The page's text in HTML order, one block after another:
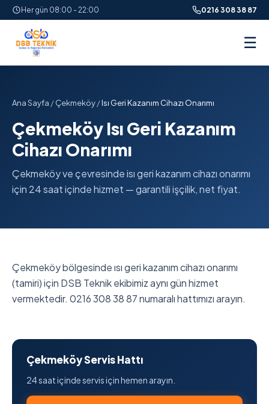
Her gün 08:00 - 22:00 0216 308 38 87
☰
Ana Sayfa /Çekmeköy/Isı Geri Kazanım Cihazı Onarımı
Çekmeköy Isı Geri Kazanım
Cihazı Onarımı
Çekmeköy ve çevresinde isı geri kazanım cihazı onarımı
için 24 saat içinde hizmet — garantili işçilik, net fiyat.
Çekmeköy bölgesinde ısı geri kazanım cihazı onarımı
(tamiri) için DSB Teknik ekibimiz aynı gün hizmet
vermektedir. 0216 308 38 87 numaralı hattımızı arayın.
Çekmeköy Servis Hattı
24 saat içinde servis için hemen arayın.